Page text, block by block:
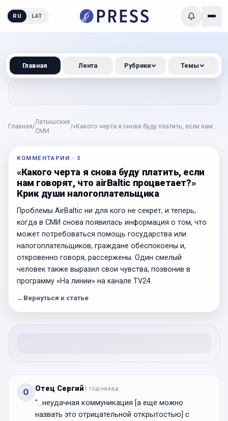
RU LAT
Главная/
Латышские
СМИ
/«Какого черта я снова буду платить, если нам
КОММЕНТАРИИ · 3
«Какого черта я снова буду платить, если
нам говорят, что airBaltic процветает?»
Крик души налогоплательщика
Проблемы AirBaltic ни для кого не секрет, и теперь,
когда в СМИ снова появилась информация о том, что
может потребоваться помощь государства или
налогоплательщиков, граждане обеспокоены и,
откровенно говоря, рассержены. Один смелый
человек также выразил свои чувства, позвонив в
программу «На линии» на канале TV24.
← Вернуться к статье
О Отец Сергий1 год назад
"...неудачная коммуникация [а еще можно
назвать это отрицательной открытостью] с
Главная Лента Рубрики Темы